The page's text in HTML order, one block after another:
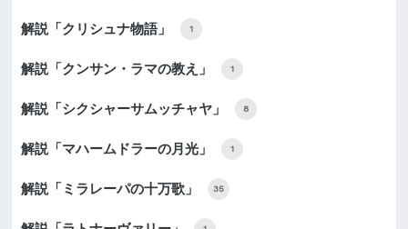
解説「クリシュナ物語」 1
解説「クンサン・ラマの教え」 1
解説「シクシャーサムッチャヤ」 8
解説「マハームドラーの月光」 1
解説「ミラレーパの十万歌」 35